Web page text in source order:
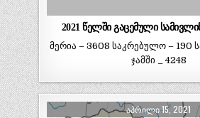
2021 წელში გაცემული
მერია – 3608 საკრებულო – 190
ჯამში _ 4248
ᲐᲞᲠᲘᲚᲘ 15, 2021